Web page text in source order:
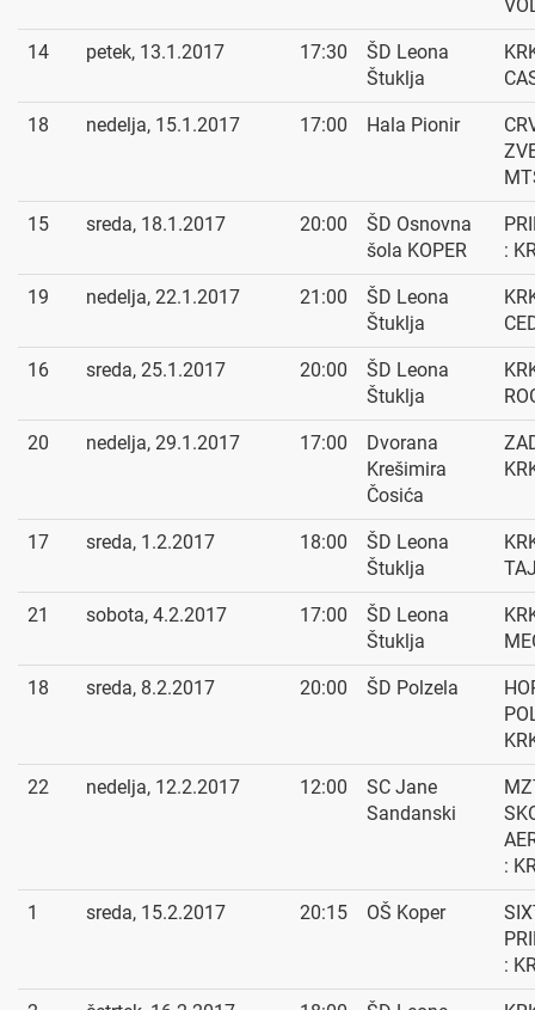
14 petek, 13.1.2017 17:30
ŠD Leona
Štuklja
18 nedelja, 15.1.2017 17:00 Hala Pionir
15 sreda, 18.1.2017 20:00
ŠD Osnovna
šola KOPER
:
19 nedelja, 22.1.2017 21:00
ŠD Leona
Štuklja
16 sreda, 25.1.2017 20:00
ŠD Leona
Štuklja
20 nedelja, 29.1.2017 17:00
Dvorana
Krešimira
Čosića
17 sreda, 1.2.2017 18:00
ŠD Leona
Štuklja
21 sobota, 4.2.2017 17:00
ŠD Leona
Štuklja
18 sreda, 8.2.2017 20:00 ŠD Polzela
22 nedelja, 12.2.2017 12:00
SC Jane
Sandanski
:
1 sreda, 15.2.2017 20:15 OŠ Koper
: